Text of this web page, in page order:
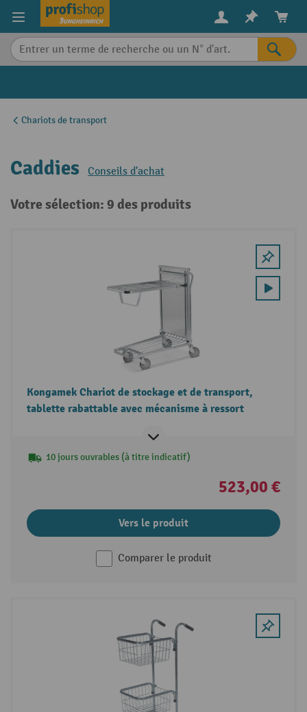
content
Chariots de transport
Caddies Conseils d'achat
Votre sélection: 9 des produits
Kongamek Chariot de stockage et de transport,
tablette rabattable avec mécanisme à ressort
10 jours ouvrables (à titre indicatif)
523,00 €
Vers le produit
Comparer le produit